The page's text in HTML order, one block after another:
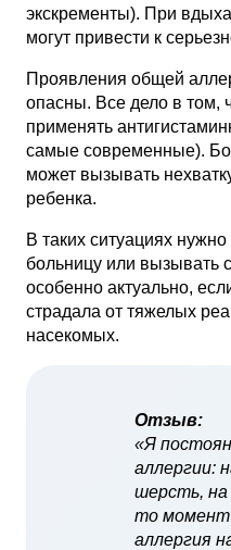
экскременты). При
могут привести к
Проявления общей
опасны. Все дело в том,
применять
самые современные).
может вызывать
ребенка.
В таких ситуациях
больницу или вызывать
особенно актуально,
страдала от тяжелых
насекомых.
Отзыв:
«Я
аллергии:
шерсть, на
то момент
аллергия